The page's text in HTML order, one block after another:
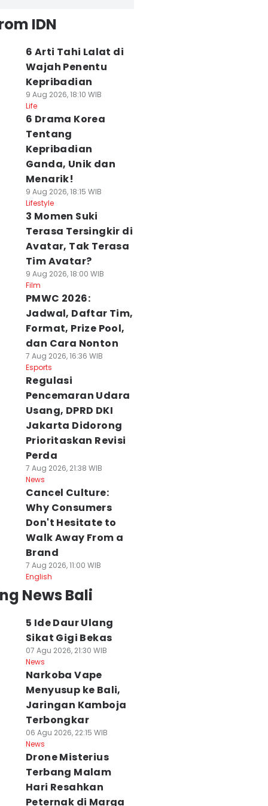
IDN
6 Arti Tahi Lalat di
Wajah Penentu
Kepribadian
9 Aug 2026, 18:10 WIB
Life
6 Drama Korea
Tentang
Kepribadian
Ganda, Unik dan
Menarik!
9 Aug 2026, 18:15 WIB
Lifestyle
3 Momen Suki
Terasa Tersingkir di
Avatar, Tak Terasa
Tim Avatar?
9 Aug 2026, 18:00 WIB
Film
PMWC 2026:
Jadwal, Daftar Tim,
Format, Prize Pool,
dan Cara Nonton
7 Aug 2026, 16:36 WIB
Esports
Regulasi
Pencemaran Udara
Usang, DPRD DKI
Jakarta Didorong
Prioritaskan Revisi
Perda
7 Aug 2026, 21:38 WIB
News
Cancel Culture:
Why Consumers
Don't Hesitate to
Walk Away From a
Brand
7 Aug 2026, 11:00 WIB
English
News Bali
5 Ide Daur Ulang
Sikat Gigi Bekas
07 Agu 2026, 21:30 WIB
News
Narkoba Vape
Menyusup ke Bali,
Jaringan Kamboja
Terbongkar
06 Agu 2026, 22:15 WIB
News
Drone Misterius
Terbang Malam
Hari Resahkan
Peternak di Marga